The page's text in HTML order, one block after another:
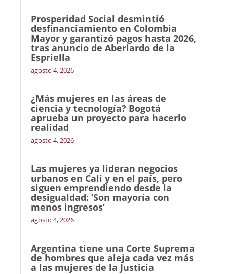
Prosperidad Social desmintió
desfinanciamiento en Colombia
Mayor y garantizó pagos hasta 2026,
tras anuncio de Aberlardo de la
Espriella
agosto 4, 2026
¿Más mujeres en las áreas de
ciencia y tecnología? Bogotá
aprueba un proyecto para hacerlo
realidad
agosto 4, 2026
Las mujeres ya lideran negocios
urbanos en Cali y en el país, pero
siguen emprendiendo desde la
desigualdad: ‘Son mayoría con
menos ingresos’
agosto 4, 2026
Argentina tiene una Corte Suprema
de hombres que aleja cada vez más
a las mujeres de la Justicia